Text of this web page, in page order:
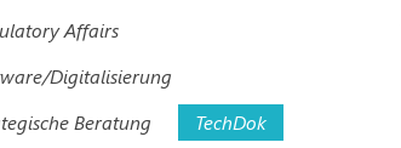
Affairs
Digitalisierung
Beratung
TechDok